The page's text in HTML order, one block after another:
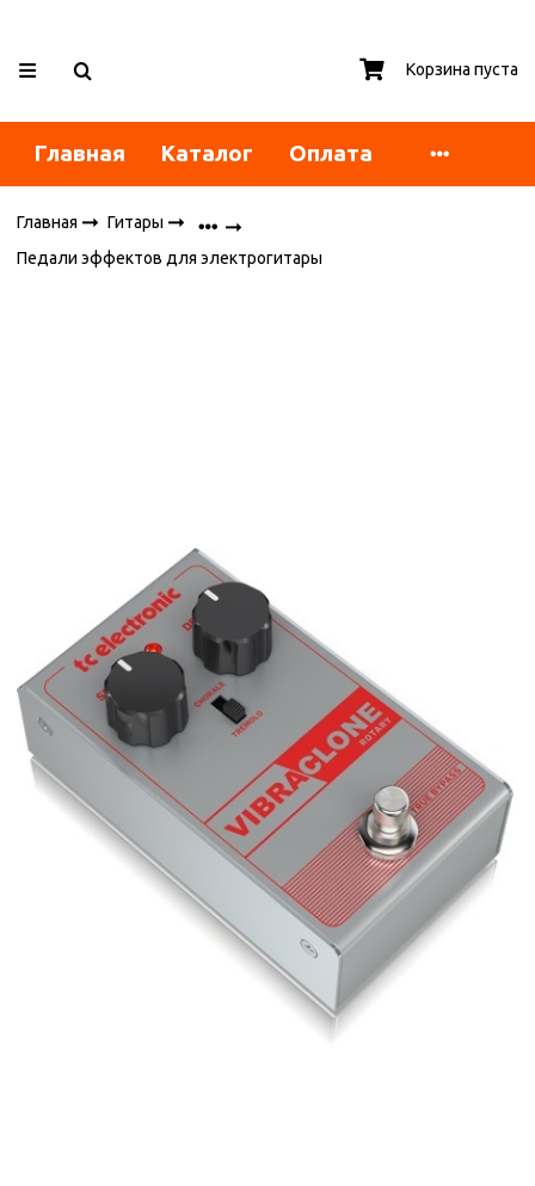
Корзина пуста
Главная Каталог Оплата
Главная
Гитары
Педали эффектов для электрогитары